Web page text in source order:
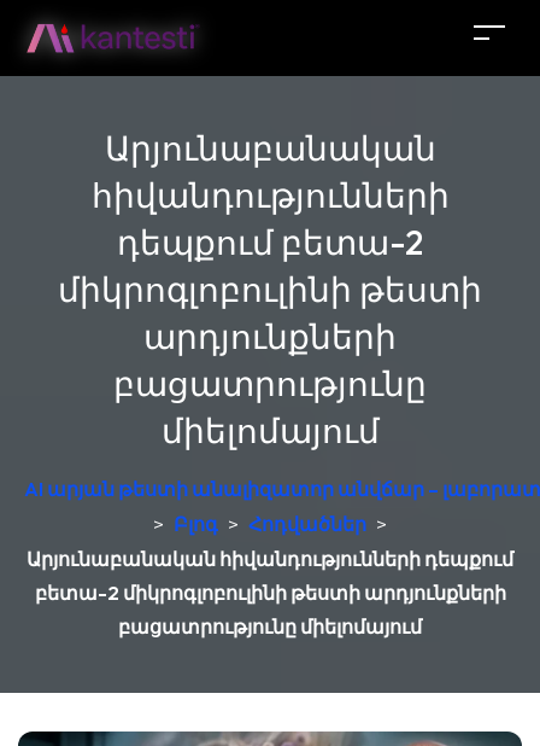
Արյունաբանական
հիվանդությունների
դեպքում բետա-2
միկրոգլոբուլինի թեստի
արդյունքների
բացատրությունը
միելոմայում
AI արյան թեստի անալիզատոր անվճար –
> Բլոգ > Հոդվածներ >
Արյունաբանական հիվանդությունների դեպքում
բետա-2 միկրոգլոբուլինի թեստի արդյունքների
բացատրությունը միելոմայում